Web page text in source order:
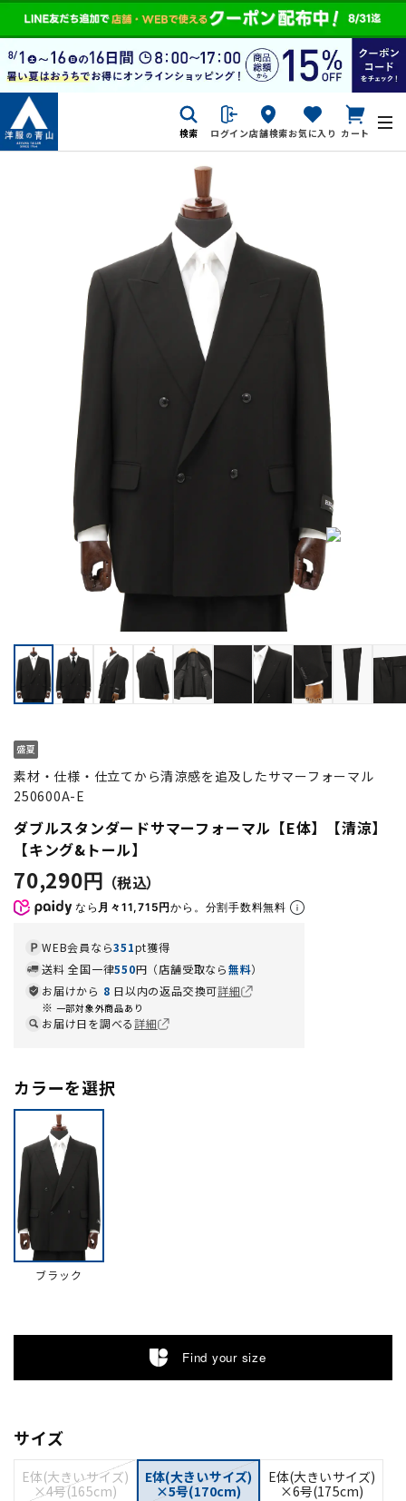
検索 ログイン店舗検索お気に入り カート
素材・仕様・仕立てから清涼感を追及したサマーフォーマル
250600A-E
ダブルスタンダードサマーフォーマル【E体】【清涼】
【キング&トール】
70,290円
なら 月々11,715円から。分割手数料無料
WEB会員なら351pt獲得
送料 全国一律550円（店舗受取なら無料）
お届けから 8 日以内の返品交換可詳細
一部対象外商品あり
お届け日を調べる詳細
カラーを選択
ブラック
Find your size
サイズ
E体(大きいサイズ)
×4号(165cm)
E体(大きいサイズ)
×5号(170cm)
E体(大きいサイズ)
×6号(175cm)